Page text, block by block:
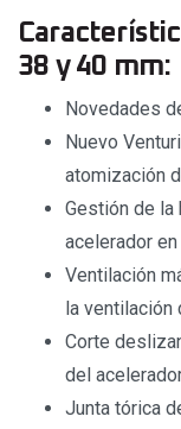
38 y 40 mm:
Novedades
Nuevo
atomización
Gestión de la
acelerador
Ventilación
la ventilación
Corte
del
Junta tórica